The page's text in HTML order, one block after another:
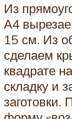
Из
А4
15 см. Из
сделаем
квадрате
складку и
заготовки.